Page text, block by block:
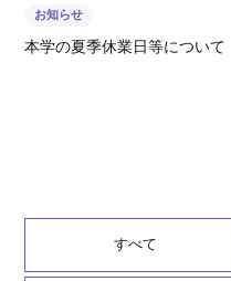
お知らせ
本学の夏季休業日等について
すべて